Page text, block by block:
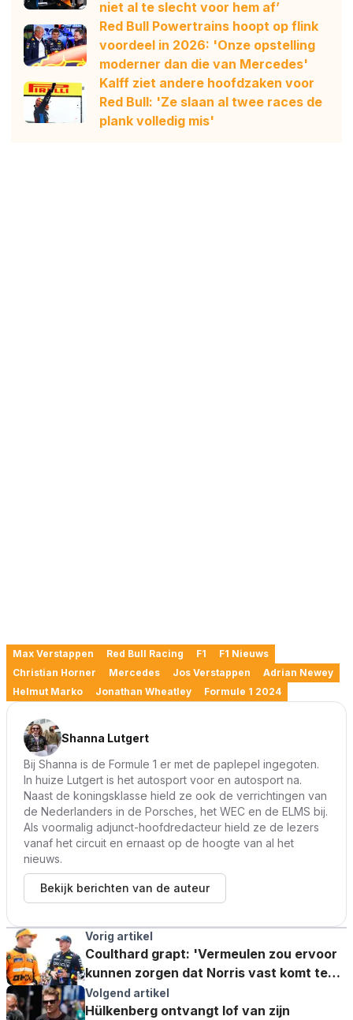
niet al te slecht voor hem af’
Red Bull Powertrains hoopt op flink
voordeel in 2026: 'Onze opstelling
moderner dan die van Mercedes'
Kalff ziet andere hoofdzaken voor
Red Bull: 'Ze slaan al twee races de
plank volledig mis'
Max Verstappen Red Bull Racing F1
F1 Nieuws
Christian Horner
Mercedes Jos Verstappen
Adrian Newey
Helmut Marko
Jonathan Wheatley Formule 1 2024
Shanna Lutgert
Bij Shanna is de Formule 1 er met de paplepel ingegoten.
In huize Lutgert is het autosport voor en autosport na.
Naast de koningsklasse hield ze ook de verrichtingen van
de Nederlanders in de Porsches, het WEC en de ELMS bij.
Als voormalig adjunct-hoofdredacteur hield ze de lezers
vanaf het circuit en ernaast op de hoogte van al het
nieuws.
Bekijk berichten van de auteur
Vorig artikel
Coulthard grapt: 'Vermeulen zou ervoor
kunnen zorgen dat Norris vast komt te
zitten in een lift'
Volgend artikel
Hülkenberg ontvangt lof van zijn